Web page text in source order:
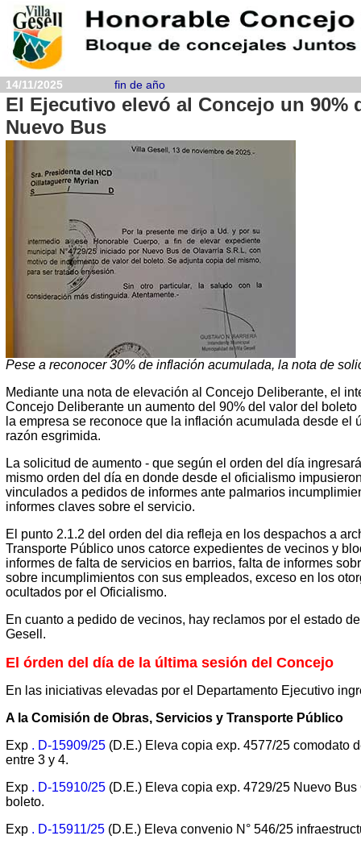
14/11/2025 fin de año
El Ejecutivo elevó al Concejo un 90%
Nuevo Bus
Pese a reconocer 30% de inflación acumulada, la nota de
Mediante una nota de elevación al Concejo Deliberante, el
Concejo Deliberante un aumento del 90% del valor del
la empresa se reconoce que la inflación acumulada desde el
razón esgrimida.
La solicitud de aumento - que según el orden del día
mismo orden del día en donde desde el oficialismo
vinculados a pedidos de informes ante palmarios
informes claves sobre el servicio.
El punto 2.1.2 del orden del dia refleja en los despachos a
Transporte Público unos catorce expedientes de vecinos y
informes de falta de servicios en barrios, falta de informes
sobre incumplimientos con sus empleados, exceso en los
ocultados por el Oficialismo.
En cuanto a pedido de vecinos, hay reclamos por el estado
Gesell.
El órden del día de la última sesión del Concejo
En las iniciativas elevadas por el Departamento Ejecutivo
A la Comisión de Obras, Servicios y Transporte Público
Exp . D-15909/25 (D.E.) Eleva copia exp. 4577/25 comodato
entre 3 y 4.
Exp . D-15910/25 (D.E.) Eleva copia exp. 4729/25 Nuevo
boleto.
Exp . D-15911/25 (D.E.) Eleva convenio N° 546/25